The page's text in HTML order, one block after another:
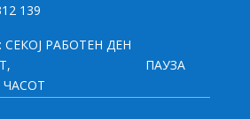
139
РАБОТЕН ДЕН
ЧАСОТ, ПАУЗА
ЧАСОТ